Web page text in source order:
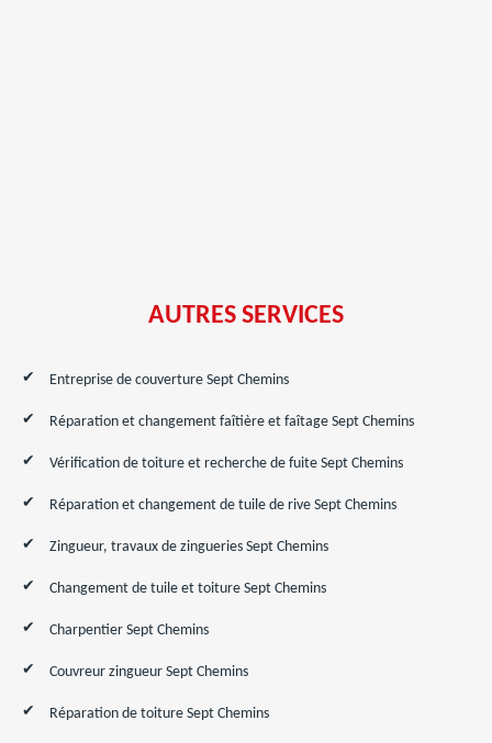
AUTRES SERVICES
Entreprise de couverture Sept Chemins
Réparation et changement faîtière et faîtage Sept Chemins
Vérification de toiture et recherche de fuite Sept Chemins
Réparation et changement de tuile de rive Sept Chemins
Zingueur, travaux de zingueries Sept Chemins
Changement de tuile et toiture Sept Chemins
Charpentier Sept Chemins
Couvreur zingueur Sept Chemins
Réparation de toiture Sept Chemins